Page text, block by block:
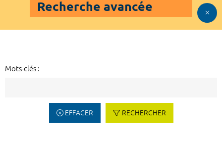
Recherche avancée
Mots-clés :
EFFACER RECHERCHER